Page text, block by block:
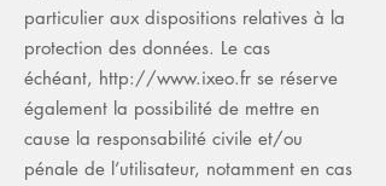
particulier aux dispositions relatives à la
protection des données. Le cas
échéant, http://www.ixeo.fr se réserve
également la possibilité de mettre en
cause la responsabilité civile et/ou
pénale de l’utilisateur, notamment en cas